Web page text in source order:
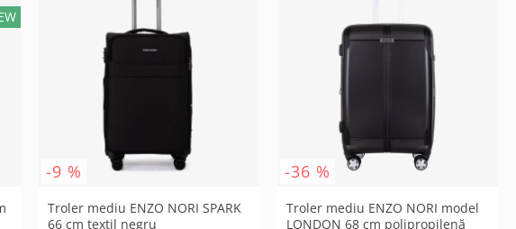
-9 %
Troler mediu ENZO NORI SPARK
66 cm textil negru
-36 %
Troler mediu ENZO NORI model
LONDON 68 cm polipropilenă